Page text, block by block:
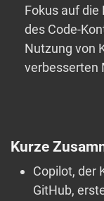
Fokus auf die
des Code-
Nutzung von
verbesserten
Kurze
Copilot, der
GitHub,